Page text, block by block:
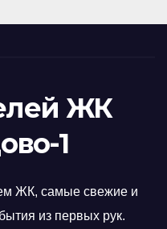
ЖК
1
ЖК, самые свежие и
из первых рук.